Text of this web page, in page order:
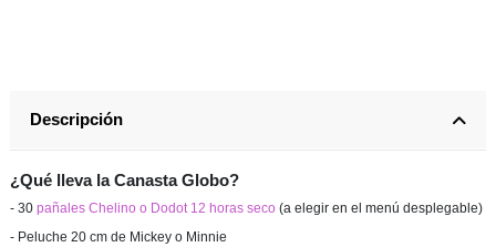
Descripción
¿Qué lleva la Canasta Globo?
- 30 pañales Chelino o Dodot 12 horas seco (a elegir en el menú desplegable)
- Peluche 20 cm de Mickey o Minnie